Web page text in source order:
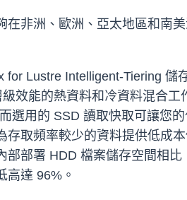
在非洲、歐洲、亞太地區和南
for Lustre Intelligent-Tiering 儲
效能的熱資料和冷資料混合
選用的 SSD 讀取快取可讓您
存取頻率較少的資料提供低成
部部署 HDD 檔案儲存空間相
高達 96%。